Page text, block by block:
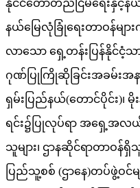
နိုင်ငံတော်တည်ငြိမ်ရေးနှင့်န
နယ်မြေလုံခြုံရေးတာဝန်မျ
လာသော ရှေ့တန်းပြန်နိုင်ငံ့သ
ဂုဏ်ပြုကြိုဆိုခြင်းအခမ်းအ
ရှမ်းပြည်နယ်(တောင်ပိုင်း)၊
ရင်း၌ပြုလုပ်ရာ အရှေ့အလယ်
သူများ၊ ဌာနဆိုင်ရာတာဝန်ရှိသူ
ပြည်သူ့စစ် (ဌာနေ)တပ်ဖွဲ့ဝင်မ